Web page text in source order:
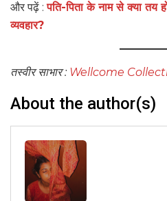
और पढ़ें :पति-पिता के नाम से क्या तय
व्यवहार?
तस्वीर साभार : Wellcome
About the author(s)